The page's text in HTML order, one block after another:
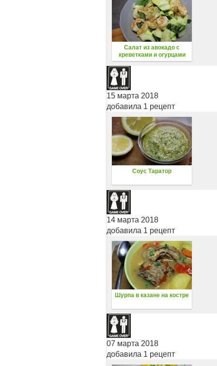
Салат из авокадо с
креветками и огурцами
15 марта 2018
добавила 1 рецепт
Соус Таратор
14 марта 2018
добавила 1 рецепт
Шурпа в казане на костре
07 марта 2018
добавила 1 рецепт